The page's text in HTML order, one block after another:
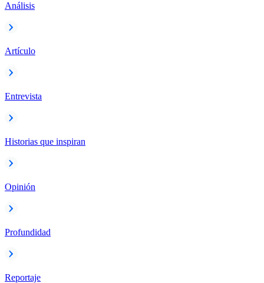
Análisis
Artículo
Entrevista
Historias que inspiran
Opinión
Profundidad
Reportaje